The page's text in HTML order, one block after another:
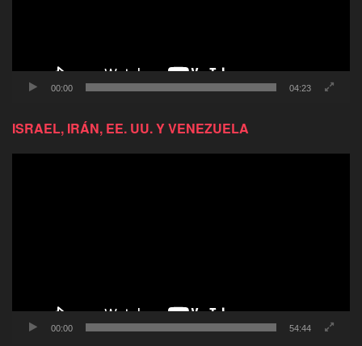
00:00 04:23
ISRAEL, IRÁN, EE. UU. Y VENEZUELA
00:00 54:44